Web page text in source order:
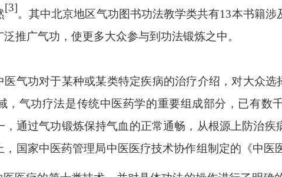
[3]
。其中北京地区气功图书功法教学类共有13本书籍涉
推广气功，使更多大众参与到功法锻炼之中。
医气功对于某种或某类特定疾病的治疗介绍，对大众选
，气功疗法是传统中医药学的重要组成部分，已有数
，通过气功锻炼保持气血的正常通畅，从根源上防治疾
国家中医药管理局中医医疗技术协作组制定的《中医